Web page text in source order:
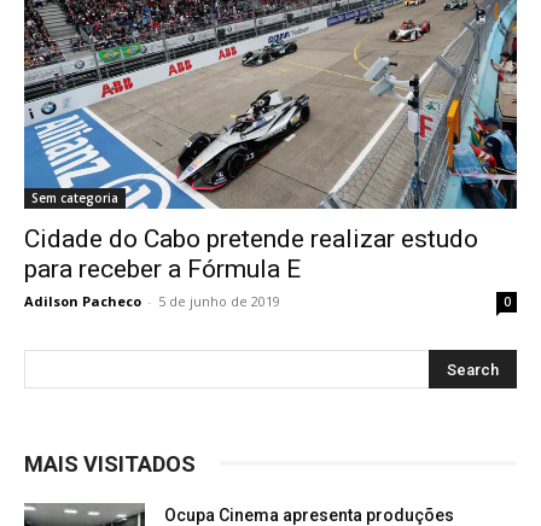
Sem categoria
Cidade do Cabo pretende realizar estudo
para receber a Fórmula E
Adilson Pacheco - 5 de junho de 2019 0
MAIS VISITADOS
Ocupa Cinema apresenta produções